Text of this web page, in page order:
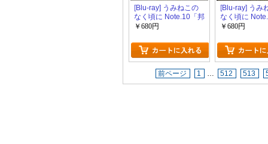
[Blu-ray] うみねこの
なく頃に Note.10「邦
画 DVD アニメ」
￥680円
[Blu-ray] うみ
なく頃に
画 DVD アニ
￥680円
前ページ 1 … 512 513